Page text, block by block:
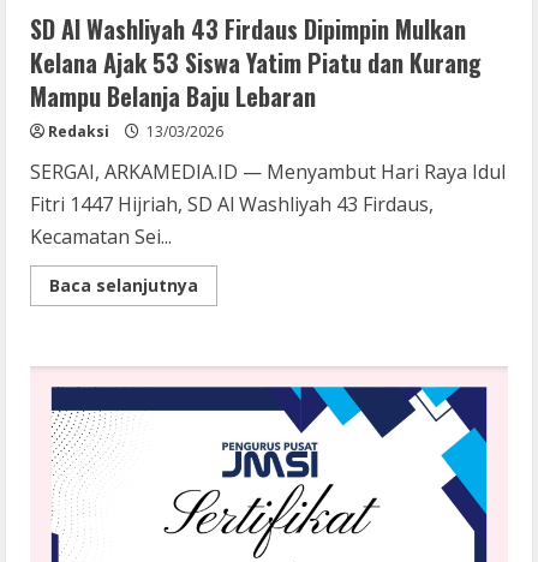
SD Al Washliyah 43 Firdaus Dipimpin Mulkan
Kelana Ajak 53 Siswa Yatim Piatu dan Kurang
Mampu Belanja Baju Lebaran
Redaksi 13/03/2026
SERGAI, ARKAMEDIA.ID — Menyambut Hari Raya Idul
Fitri 1447 Hijriah, SD Al Washliyah 43 Firdaus,
Kecamatan Sei...
Baca selanjutnya
more
Washliyah
43
Dipimpin
Kelana
Ajak
53
Siswa
Yatim
Piatu